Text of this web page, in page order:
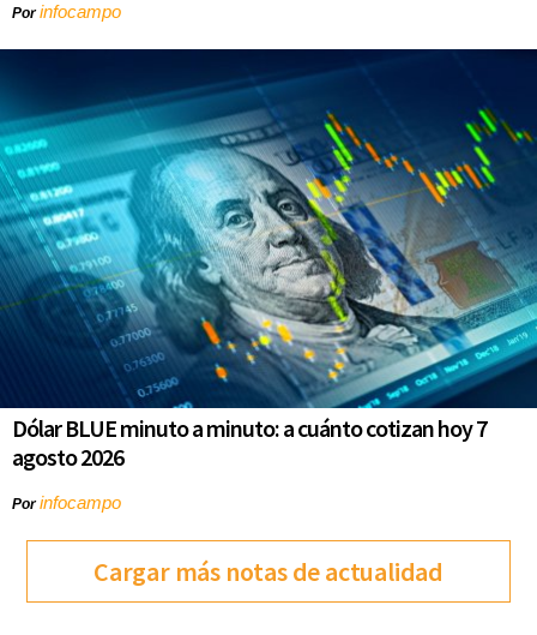
Porinfocampo
Dólar BLUE minuto a minuto: a cuánto cotizan hoy 7
agosto 2026
Porinfocampo
Cargar más notas de actualidad